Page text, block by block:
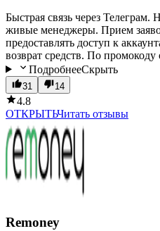
Быстрая связь через Телеграм.
живые менеджеры. Прием
предоставлять доступ к
возврат средств. По промокоду
ПодробнееСкрыть
31 14
4.8
ОТКРЫТЬЧитать отзывы
Remoney